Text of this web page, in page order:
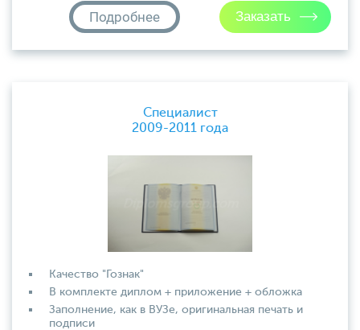
Подробнее
Специалист
2009-2011 года
Качество "Гознак"
В комплекте диплом + приложение + обложка
Заполнение, как в ВУЗе, оригинальная печать и
подписи